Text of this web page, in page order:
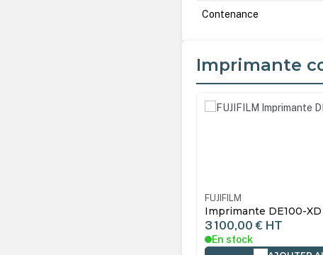
Contenance
Imprimante
Ignorer la galerie de produits
FUJIFILM
Imprimante DE100-XD
3 100,00 € HT
En stock